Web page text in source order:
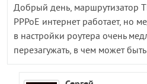
Добрый день, маршрутизатор
PPPoE интернет работает, но
в настройки роутера очень
перезагужать, в чем может